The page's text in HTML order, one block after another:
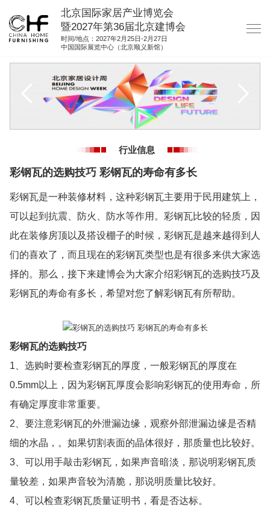
北京国际家居产业博览会
暨2027年第36届北京建博会
时间/地点：2027年2月25日-2月27日
中国国际展览中心（北京顺义新馆）
资料下载
集团展会
行业信息
彩钢瓦的选购技巧 彩钢瓦的寿命有多长
彩钢瓦是一种装修材料，这种彩钢瓦主要用于民用建筑上，
可以起到抗震、防火、防水等作用。彩钢瓦比较的轻质，因
此在装修房顶以及搭设棚子的时候，彩钢瓦是越来越得到人
们的喜欢了，而且现在的彩钢瓦类型也是有很多来供大家选
择的。那么，接下来建博会为大家介绍彩钢瓦的选购技巧及
彩钢瓦的寿命有多长，希望对您了解彩钢瓦有所帮助。
彩钢瓦的选购技巧
1、选购时要检查彩钢瓦的厚度，一般彩钢瓦的厚度在
0.5mm以上，因为彩钢瓦厚度会影响彩钢瓦的使用寿命，所
有确定厚度非常重要。
2、要注意彩钢瓦的外泄漏边缘，观察外部泄漏边缘是否精
细的水晶，。如果切割表面的晶体很好，那质量也比较好。
3、可以用手敲击彩钢瓦，如果声音暗淡，那说明彩钢瓦质
量较差，如果声音较为清脆，那说明质量比较好。
4、可以检查彩钢瓦质量证明书，看是否达标。